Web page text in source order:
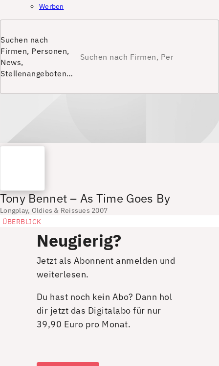
Werben
Suchen nach
Firmen, Personen,
News,
Stellenangeboten…
Tony Bennet – As Time Goes By
Longplay, Oldies & Reissues 2007
ÜBERBLICK
Neugierig?
Jetzt als Abonnent anmelden und
weiterlesen.
Du hast noch kein Abo? Dann hol
dir jetzt das Digitalabo für nur
39,90 Euro pro Monat.